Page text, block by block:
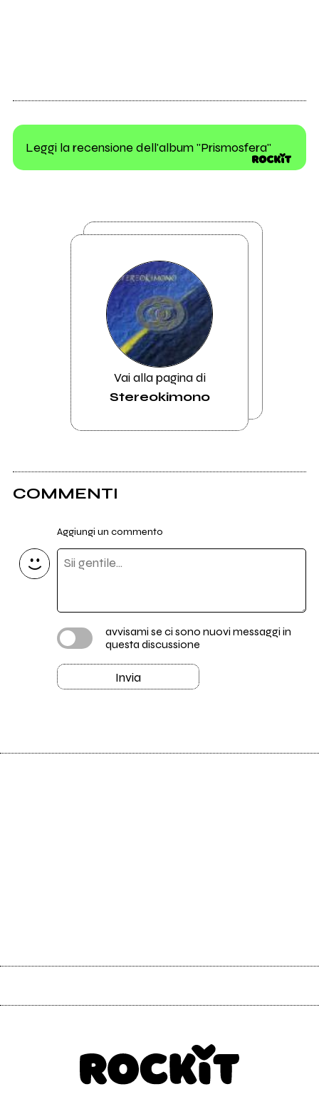
Leggi la recensione dell'album "Prismosfera"
Vai alla pagina di
Stereokimono
COMMENTI
Aggiungi un commento
avvisami se ci sono nuovi messaggi in
questa discussione
Invia